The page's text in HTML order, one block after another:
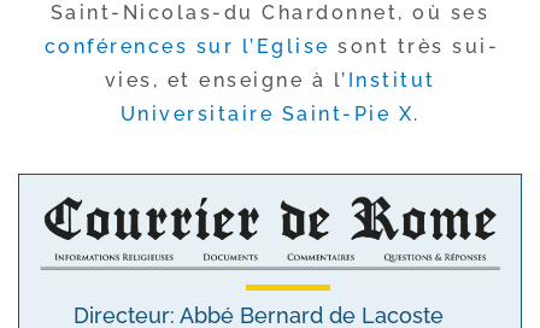
Saint-​Nicolas-​du Chardonnet, où ses
confé­rences sur l’Eglise sont très sui­
vies, et enseigne à l’ Institut
Universitaire Saint-​Pie X.
Directeur: Abbé Bernard de Lacoste